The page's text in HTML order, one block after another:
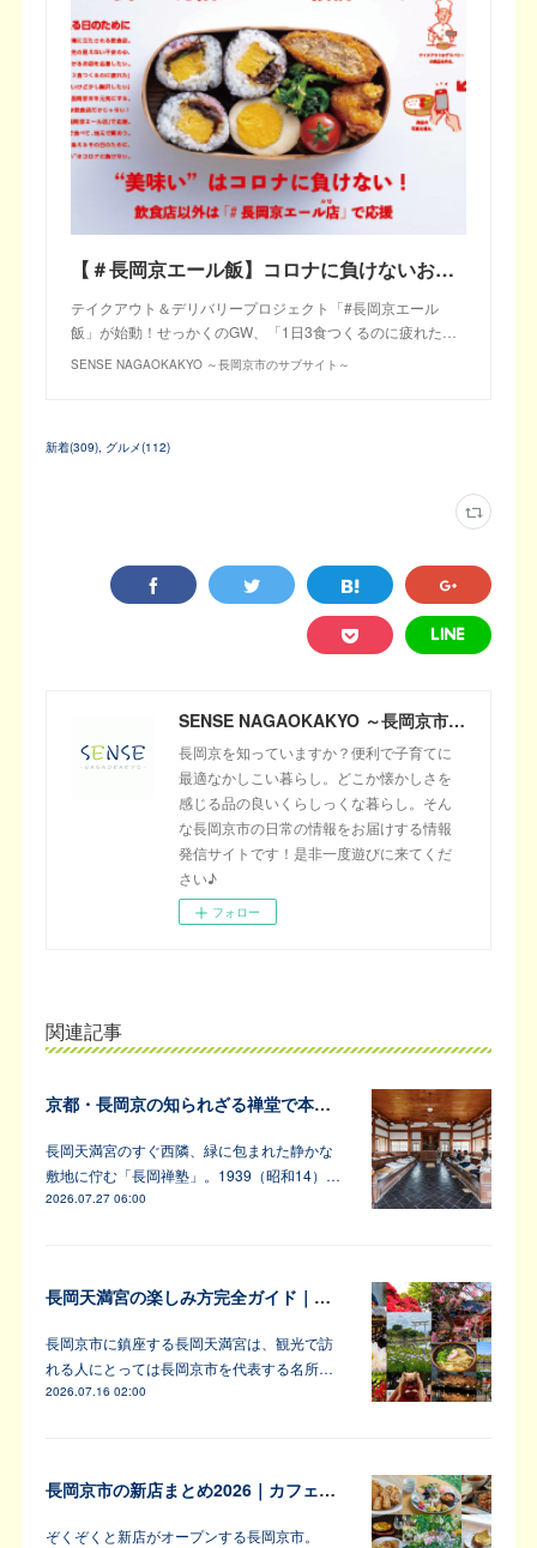
【＃長岡京エール飯】コロナに負けないお店を応援！気軽なランチやディナーに
テイクアウト＆デリバリープロジェクト「#長岡京エール
飯」が始動！せっかくのGW、「1日3食つくるのに疲れた…
SENSE NAGAOKAKYO ～長岡京市のサブサイト～
新着(309) グルメ(112)
SENSE NAGAOKAKYO ～長岡京市のサブサイト～
長岡京を知っていますか？便利で子育てに
最適なかしこい暮らし。どこか懐かしさを
感じる品の良いくらしっくな暮らし。そん
な長岡京市の日常の情報をお届けする情報
発信サイトです！是非一度遊びに来てくだ
さい♪
フォロー
関連記事
京都・長岡京の知られざる禅堂で本格的な坐禅体験
長岡天満宮のすぐ西隣、緑に包まれた静かな
敷地に佇む「長岡禅塾」。1939（昭和14）…
2026.07.27 06:00
長岡天満宮の楽しみ方完全ガイド｜アンバサダーが教えます！
長岡京市に鎮座する長岡天満宮は、観光で訪
れる人にとっては長岡京市を代表する名所…
2026.07.16 02:00
長岡京市の新店まとめ2026｜カフェ・居酒屋・韓国料理など注目6軒
ぞくぞくと新店がオープンする長岡京市。